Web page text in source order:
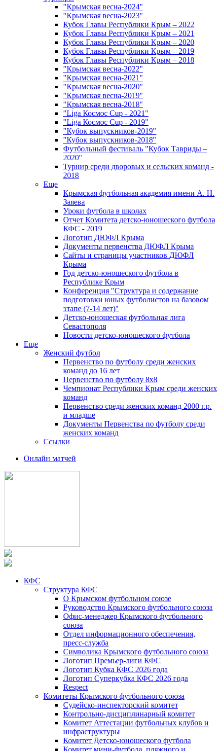
"Крымская весна-2024"
"Крымская весна-2023"
Кубок Главы Республики Крым – 2022
Кубок Главы Республики Крым – 2021
Кубок Главы Республики Крым – 2020
Кубок Главы Республики Крым – 2019
Кубок Главы Республики Крым – 2018
"Крымская весна-2022"
"Крымская весна-2021"
"Крымская весна-2020"
"Крымская весна-2019"
"Крымская весна-2018"
"Liga Космос Cup - 2021"
"Liga Космос Cup - 2019"
"Кубок выпускников-2019"
"Кубок выпускников-2018"
Футбольный фестиваль "Кубок Тавриды –
2020"
Турнир среди дворовых и сельских команд -
2018
Еще
Крымская футбольная академия имени А. Н.
Заяева
Уроки футбола в школах
Отчет Комитета детско-юношеского футбола
КФС - 2019
Логотип ДЮФЛ Крыма
Документы первенства ДЮФЛ Крыма
Сайты и страницы участников ДЮФЛ
Крыма
Год детско-юношеского футбола в
Республике Крым
Конференция "Структура и содержание
подготовки юных футболистов на базовом
этапе (7-14 лет)"
Детско-юношеская футбольная лига
Севастополя
Новости детско-юношеского футбола
Еще
Женский футбол
Первенство по футболу среди женских
команд до 16 лет
Первенство по футболу 8х8
Чемпионат Республики Крым среди женских
команд
Первенство среди женских команд 2000 г.р.
и младше
Документы Первенства по футболу среди
женских команд
Ссылки
Онлайн матчей
КФС
Структура КФС
О Крымском футбольном союзе
Руководство Крымского футбольного союза
Офис-менеджер Крымского футбольного
союза
Отдел информационного обеспечения,
пресс-служба
Символика Крымского футбольного союза
Логотип Премьер-лиги КФС
Логотип Кубка КФС 2026 года
Логотип Суперкубка КФС 2026 года
Respect
Комитеты Крымского футбольного союза
Судейско-инспекторский комитет
Контрольно-дисциплинарный комитет
Комитет Аттестации футбольных клубов и
инфраструктуры
Комитет Детско-юношеского футбола
Комитет мини-футбола, пляжного и